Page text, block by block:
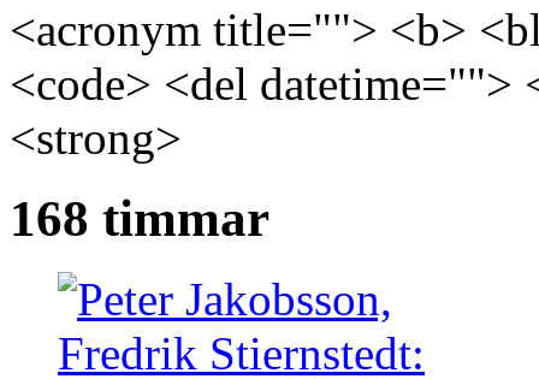
<acronym title=""> <b>
<code> <del
<strong>
168 timmar